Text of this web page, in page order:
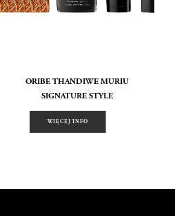
ORIBE THANDIWE MURIU
SIGNATURE STYLE
WIĘCEJ INFO